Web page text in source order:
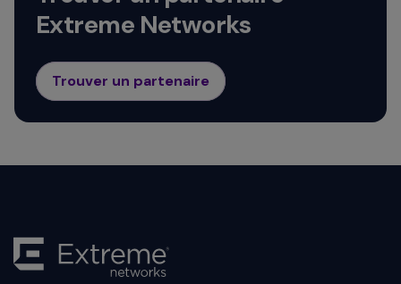
Extreme Networks
Trouver un partenaire